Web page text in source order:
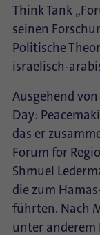
Think Tank
seinen
Politische
israelisch-
Ausgehend
Day:
das er
Forum for
Shmuel
die zum
führten. Nach
unter anderem